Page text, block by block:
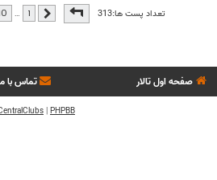
تعداد پست ها:313صفحه12 از27 قبلی …
10
صفحه اول تالار تماس با ما
PHPBB
|
CentralClubs